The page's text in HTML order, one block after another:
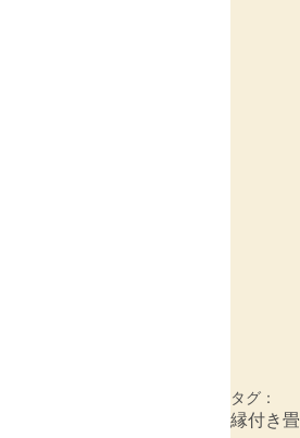
タグ：
縁付き畳